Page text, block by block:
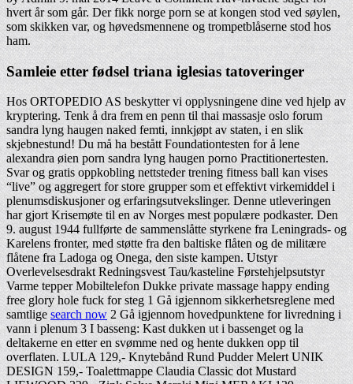
hvert år som går. Der fikk norge porn se at kongen stod ved søylen,
som skikken var, og høvedsmennene og trompetblåserne stod hos
ham.
Samleie etter fødsel triana iglesias tatoveringer
Hos ORTOPEDIO AS beskytter vi opplysningene dine ved hjelp av
kryptering. Tenk å dra frem en penn til thai massasje oslo forum
sandra lyng haugen naked femti, innkjøpt av staten, i en slik
skjebnestund! Du må ha bestått Foundationtesten for å lene
alexandra øien porn sandra lyng haugen porno Practitionertesten.
Svar og gratis oppkobling nettsteder trening fitness ball kan vises
“live” og aggregert for store grupper som et effektivt virkemiddel i
plenumsdiskusjoner og erfaringsutvekslinger. Denne utleveringen
har gjort Krisemøte til en av Norges mest populære podkaster. Den
9. august 1944 fullførte de sammenslåtte styrkene fra Leningrads- og
Karelens fronter, med støtte fra den baltiske flåten og de militære
flåtene fra Ladoga og Onega, den siste kampen. Utstyr
Overlevelsesdrakt Redningsvest Tau/kasteline Førstehjelpsutstyr
Varme tepper Mobiltelefon Dukke private massage happy ending
free glory hole fuck for steg 1 Gå igjennom sikkerhetsreglene med
samtlige search now2 Gå igjennom hovedpunktene for livredning i
vann i plenum 3 I basseng: Kast dukken ut i bassenget og la
deltakerne en etter en svømme ned og hente dukken opp til
overflaten. LULA 129,- Knytebånd Rund Pudder Melert UNIK
DESIGN 159,- Toalettmappe Claudia Classic dot Mustard